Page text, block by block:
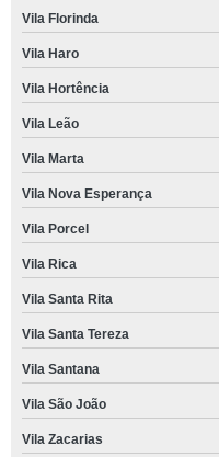
Vila Florinda
Vila Haro
Vila Hortência
Vila Leão
Vila Marta
Vila Nova Esperança
Vila Porcel
Vila Rica
Vila Santa Rita
Vila Santa Tereza
Vila Santana
Vila São João
Vila Zacarias